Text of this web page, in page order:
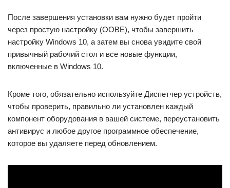
После завершения установки вам нужно будет пройти
через простую настройку (OOBE), чтобы завершить
настройку Windows 10, а затем вы снова увидите свой
привычный рабочий стол и все новые функции,
включенные в Windows 10.
Кроме того, обязательно используйте Диспетчер устройств,
чтобы проверить, правильно ли установлен каждый
компонент оборудования в вашей системе, переустановить
антивирус и любое другое программное обеспечение,
которое вы удаляете перед обновлением.